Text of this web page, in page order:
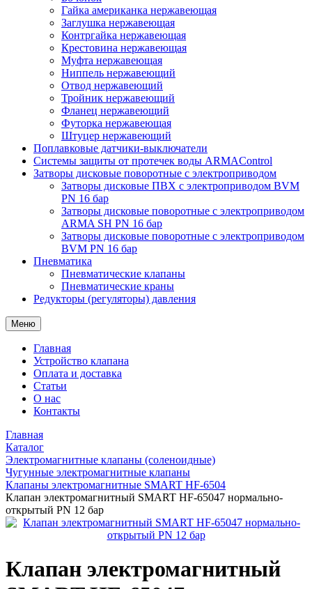
Гайка американка нержавеющая
Заглушка нержавеющая
Контргайка нержавеющая
Крестовина нержавеющая
Муфта нержавеющая
Ниппель нержавеющий
Отвод нержавеющий
Тройник нержавеющий
Фланец нержавеющий
Футорка нержавеющая
Штуцер нержавеющий
Поплавковые датчики-выключатели
Системы защиты от протечек воды ARMAControl
Затворы дисковые поворотные с электроприводом
Затворы дисковые ПВХ с электроприводом BVM
PN 16 бар
Затворы дисковые поворотные с электроприводом
ARMA SH PN 16 бар
Затворы дисковые поворотные с электроприводом
BVM PN 16 бар
Пневматика
Пневматические клапаны
Пневматические краны
Редукторы (регуляторы) давления
Меню
Главная
Устройство клапана
Оплата и доставка
Статьи
О нас
Контакты
Главная
Каталог
Электромагнитные клапаны (соленоидные)
Чугунные электромагнитные клапаны
Клапаны электромагнитные SMART HF-6504
Клапан электромагнитный SMART HF-65047 нормально-
открытый PN 12 бар
Клапан электромагнитный